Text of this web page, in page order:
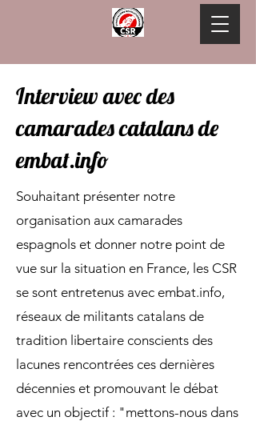
Interview avec des
camarades catalans de
embat.info
Souhaitant présenter notre
organisation aux camarades
espagnols et donner notre point de
vue sur la situation en France, les CSR
se sont entretenus avec embat.info,
réseaux de militants catalans de
tradition libertaire conscients des
lacunes rencontrées ces dernières
décennies et promouvant le débat
avec un objectif : "mettons-nous dans